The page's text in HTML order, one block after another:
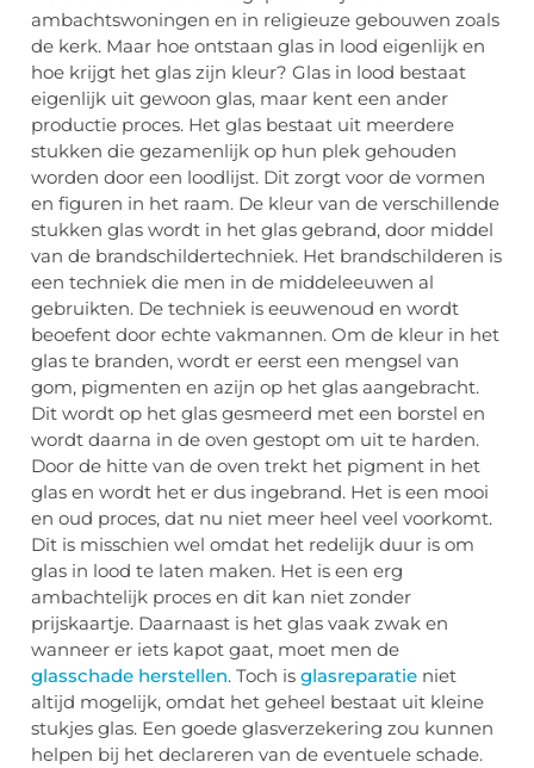
ambachtswoningen en in religieuze gebouwen zoals
de kerk. Maar hoe ontstaan glas in lood eigenlijk en
hoe krijgt het glas zijn kleur? Glas in lood bestaat
eigenlijk uit gewoon glas, maar kent een ander
productie proces. Het glas bestaat uit meerdere
stukken die gezamenlijk op hun plek gehouden
worden door een loodlijst. Dit zorgt voor de vormen
en figuren in het raam. De kleur van de verschillende
stukken glas wordt in het glas gebrand, door middel
van de brandschildertechniek. Het brandschilderen is
een techniek die men in de middeleeuwen al
gebruikten. De techniek is eeuwenoud en wordt
beoefent door echte vakmannen. Om de kleur in het
glas te branden, wordt er eerst een mengsel van
gom, pigmenten en azijn op het glas aangebracht.
Dit wordt op het glas gesmeerd met een borstel en
wordt daarna in de oven gestopt om uit te harden.
Door de hitte van de oven trekt het pigment in het
glas en wordt het er dus ingebrand. Het is een mooi
en oud proces, dat nu niet meer heel veel voorkomt.
Dit is misschien wel omdat het redelijk duur is om
glas in lood te laten maken. Het is een erg
ambachtelijk proces en dit kan niet zonder
prijskaartje. Daarnaast is het glas vaak zwak en
wanneer er iets kapot gaat, moet men de
glasschade herstellen. Toch is glasreparatie niet
altijd mogelijk, omdat het geheel bestaat uit kleine
stukjes glas. Een goede glasverzekering zou kunnen
helpen bij het declareren van de eventuele schade.